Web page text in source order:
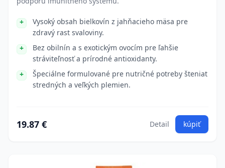
Vysoký obsah bielkovín z jahňacieho mäsa pre
zdravý rast svaloviny.
Bez obilnín a s exotickým ovocím pre ľahšie
stráviteľnosť a prírodné antioxidanty.
Špeciálne formulované pre nutričné potreby šteniat
stredných a veľkých plemien.
19.87 € Detail kúpiť